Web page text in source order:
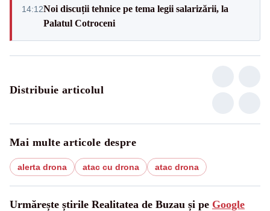
14:12Noi discuții tehnice pe tema legii salarizării, la
Palatul Cotroceni
Distribuie articolul
Mai multe articole despre
alerta drona atac cu drona atac drona
Urmărește știrile Realitatea de Buzau și pe Google